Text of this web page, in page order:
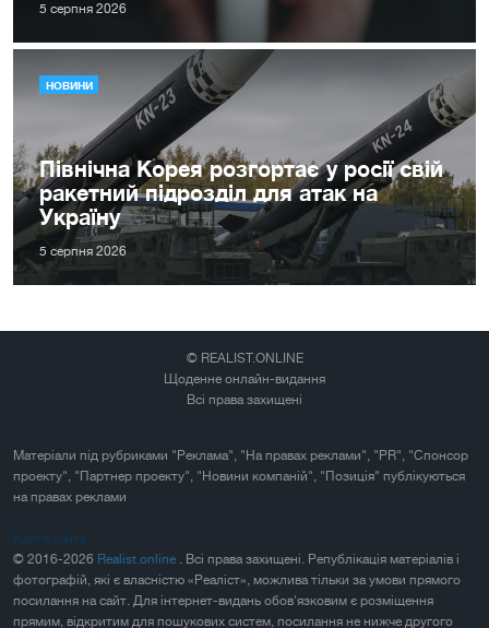
5 серпня 2026
НОВИНИ
Північна Корея розгортає у росії свій
ракетний підрозділ для атак на
Україну
5 серпня 2026
© REALIST.ONLINE
Щоденне онлайн-видання
Всі права захищені
Матеріали під рубриками "Реклама", "На правах реклами", "PR", "Спонсор
проекту", "Партнер проекту", "Новини компаній", "Позиція" публікуються
на правах реклами
Карта сайта
© 2016-2026 Realist.online . Всі права захищені. Републікація матеріалів і
фотографій, які є власністю «Реаліст», можлива тільки за умови прямого
посилання на сайт. Для інтернет-видань обов'язковим є розміщення
прямим, відкритим для пошукових систем, посилання не нижче другого